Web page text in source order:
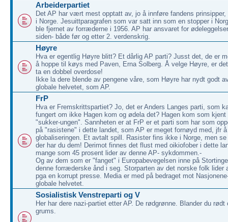
Arbeiderpartiet
Det AP har vært mest opptatt av, jo å innføre fandens prinsipper,
i Norge. Jesuittparagrafen som var satt inn som en stopper i
ble fjernet av forræderne i 1956. AP har ansvaret for
siden- både før og etter 2. verdenskrig.
Høyre
Hva er egentlig Høyre blitt? Et dårlig AP parti? Jusst det, de er
å hoppe til køys med Paven, Erna Solberg. Å velge Høyre, er
ta en dobbel overdose!
Ikke la dere blende av pengene våre, som Høyre har nydt godt
globale helvetet, som AP.
FrP
Hva er Fremskrittspartiet? Jo, det er Anders Langes parti, som
fungert om ikke Hagen kom og ødela det? Hagen kom som kjent
"sukker-ungen". Sannheten er at FrP er et parti som har som
på "rasistene" i dette landet, som AP er meget fornøyd med, jfr
globaliseringen. Et avtalt spill. Rasister fins ikke i Norge, men
der har du dem! Derimot finnes det flust med oikiofober i dette
mange som 45 prosent lider av denne AP- sykdommen.-
Og av dem som er "fanget" i Europabevegelsen inne på
denne forræderske ånd i seg. Storparten av det norske folk lider
pga en korrupt presse. Media er med på bedraget mot
globale helvetet.
Sosialistisk Venstreparti og V
Her har dere nazi-partiet etter AP. De rødgrønne. Blander du rødt
grums.